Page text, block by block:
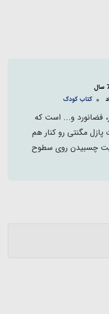
کتاب کودک
فضانورد و... است که
میباشد قطعات پازل مگنتی رو کنار هم
چسبیدن روی سطوح